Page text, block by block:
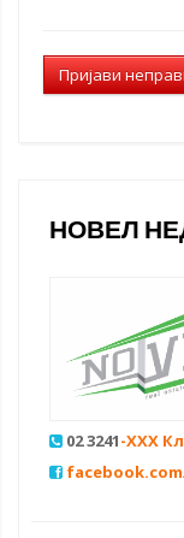
Пријави
НОВЕЛ
02 3241-XXX